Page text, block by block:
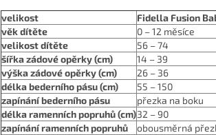
velikost Fidella Fusion
věk dítěte
0 – 12 měsíce
velikost dítěte
56 – 74
šířka zádové opěrky (cm)
14 – 39
výška zádové opěrky (cm)
26 – 36
délka bederního pásu (cm)
55 – 150
zapínání bederního pásu
přezka na boku
délka ramenních popruhů (cm)32 – 90
zapínání ramenních popruhů
obousměrná